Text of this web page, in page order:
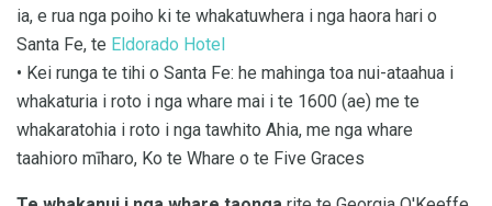
ia, e rua nga poiho ki te whakatuwhera i nga haora hari o
Santa Fe, te Eldorado Hotel
• Kei runga te tihi o Santa Fe: he mahinga toa nui-ataahua i
whakaturia i roto i nga whare mai i te 1600 (ae) me te
whakaratohia i roto i nga tawhito Ahia, me nga whare
taahioro mīharo, Ko te Whare o te Five Graces